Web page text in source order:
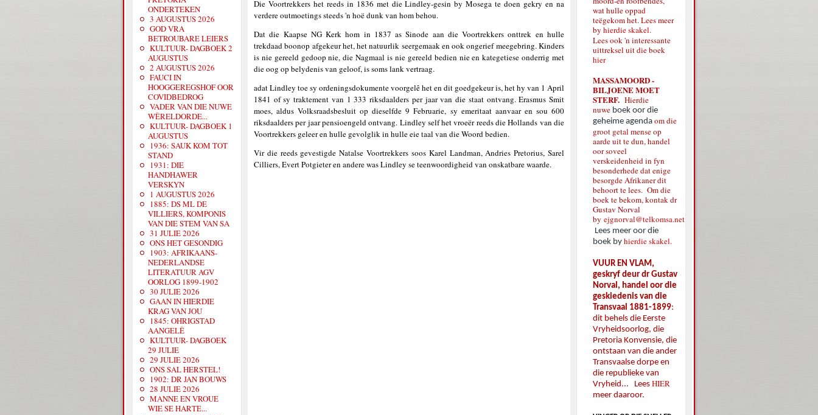
ONDERTEKEN
3 AUGUSTUS 2026
GOD VRA
BETROUBARE LEIERS
KULTUUR- DAGBOEK 2
AUGUSTUS
2 AUGUSTUS 2026
FAUCI IN
HOOGGEREGSHOF OOR
COVIDBEDROG
VADER VAN DIE NUWE
WÊRELDORDE...
KULTUUR- DAGBOEK 1
AUGUSTUS
1936: SAUK KOM TOT
STAND
1931: DIE
HANDHAWER
VERSKYN
1 AUGUSTUS 2026
1885: DS ML DE
VILLIERS, KOMPONIS
VAN DIE STEM VAN SA
31 JULIE 2026
ONS HET GESONDIG
1903: AFRIKAANS-
NEDERLANDSE
LITERATUUR AGV
OORLOG 1899-1902
30 JULIE 2026
GAAN IN HIERDIE
KRAG VAN JOU
1845: OHRIGSTAD
AANGELÊ
KULTUUR- DAGBOEK
29 JULIE
29 JULIE 2026
ONS SAL HERSTEL!
1902: DR JAN BOUWS
28 JULIE 2026
MANNE EN VROUE
WIE SE HARTE...
Die Voortrekkers het reeds in 1836 met die Lindley-gesin by Mosega te doen gekry en na
verdere outmoetings steeds 'n hoë dunk van hom behou.
Dat die Kaapse NG Kerk hom in 1837 as Sinode aan die Voortrekkers onttrek en hulle
trekdaad boonop afgekeur het, het natuurlik seergemaak en ook ongerief meegebring. Kinders
is nie gereeld gedoop nie, die Nagmaal is nie gereeld bedien nie en kategetiese onderrig met
die oog op belydenis van geloof, is soms lank vertraag.
adat Lindley toe sy ordeningsdokumente voorgelê het en dit goedgekeur is, het hy van 1 April
1841 of sy traktement van 1 333 riksdaalders per jaar van die staat ontvang. Erasmus Smit
moes, aldus Volksraadsbesluit op dieselfde 9 Februarie, sy emeritaat aanvaar en sou 600
riksdaalders per jaar pensioengeld ontvang. Lindley self het vroeër reeds die Hollands van die
Voortrekkers geleer en hulle gevolglik in hulle eie taal van die Woord bedien.
Vir die reeds gevestigde Natalse Voortrekkers soos Karel Landman, Andries Pretorius, Sarel
Cilliers, Evert Potgieter en andere was Lindley se teenwoordigheid van onskatbare waarde.
wat hulle oppad
teëgekom het. Lees meer
by hierdie skakel.
Lees ook 'n interessante
uittreksel uit die boek
hier
MASSAMOORD -
BILJOENE MOET
STERF. Hierdie
nuwe boek oor die
geheime agenda om die
groot getal mense op
aarde uit te dun, handel
oor soveel
verskeidenheid in fyn
besonderhede dat enige
besorgde Afrikaner dit
behoort te lees. Om die
boek te bekom, kontak dr
Gustav Norval
by ejgnorval@telkomsa.net
Lees meer oor die
boek by hierdie skakel.
VUUR EN VLAM,
geskryf deur dr Gustav
Norval, handel oor die
geskiedenis van die
Transvaal 1881-1899:
dit behels die Eerste
Vryheidsoorlog, die
Pretoria Konvensie, die
ontstaan van die ander
Transvaalse dorpe en
die republieke van
Vryheid... Lees HIER
meer daaroor.